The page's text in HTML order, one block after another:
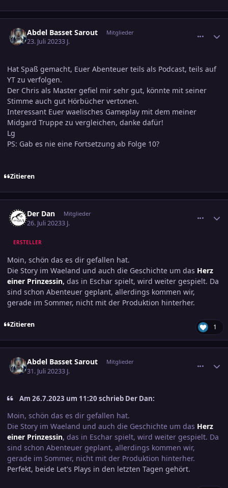
Abdel Basset Sarout Mitglieder
23. Juli 20233 J.
Hat Spaß gemacht, Euer Abenteuer teils als Podcast, teils auf
YT zu verfolgen.
Der Chris als Master gefiel mir sehr gut, könnte mit seiner
Stimme auch gut Hörbücher vertonen.
Interessant Euer waelisches Gameplay mit dem meiner
Midgard Truppe zu vergleichen, danke dafür!
Lg
PS: Gab es nie eine Fortsetzung ab Folge 10?
Zitieren
Der Dan Mitglieder
26. Juli 20233 J.
ERSTELLER
Moin, schön das es dir gefallen hat.
Die Story im Waeland und auch die Geschichte um das Herz
einer Prinzessin, das in Eschar spielt, wird weiter gespielt. Da
sind schon Abenteuer geplant, allerdings kommen wir,
gerade im Sommer, nicht mit der Produktion hinterher.
Zitieren 1
Abdel Basset Sarout Mitglieder
31. Juli 20233 J.
Am 26.7.2023 um 11:20 schrieb Der Dan:
Moin, schön das es dir gefallen hat.
Die Story im Waeland und auch die Geschichte um das Herz
einer Prinzessin, das in Eschar spielt, wird weiter gespielt. Da
sind schon Abenteuer geplant, allerdings kommen wir,
gerade im Sommer, nicht mit der Produktion hinterher.
Perfekt, beide Let's Plays in den letzten Tagen gehört.